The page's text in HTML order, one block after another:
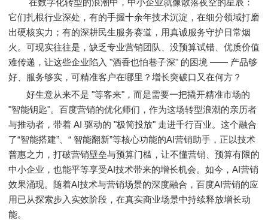
在数字化转型的浪潮中，中小企业就像散落夜空的星辰：
它们扎根行业深处，有的手握十余年技术沉淀，在细分领域打磨
出硬核实力；有的深耕民生服务赛道，用真诚服务守护日常烟
火。可现实往往是，缺乏专业营销团队、没预算试错、优质价值
难传递，让这些企业陷入 "酒香也怕巷子深" 的困境 —— 产品够
好、服务够实，可精准客户在哪里？增长突破口又在何方？
好生意从来不是 "等客来"，而是需要一把撬开精准市场的
"智能钥匙"。百度营销的优化师们，作为这场转型浪潮的亲历者
与推动者，带着 AI 驱动的 "极简投放" 走进千行百业。这个融合
了“智能搭建”、“ 智能翻新”等核心功能的AI营销助手，正以技术
普惠之力，打破营销壁垒与预算门槛，让不懂营销、预算有限的
中小企业，也能平等享受AI技术带来的增长机会。如今，AI营销
效果涌现。随着AI技术与营销场景的深度融合，百度AI营销的应
用已从探索步入实效阶段，在真实商业场景中持续释放增长动
能。